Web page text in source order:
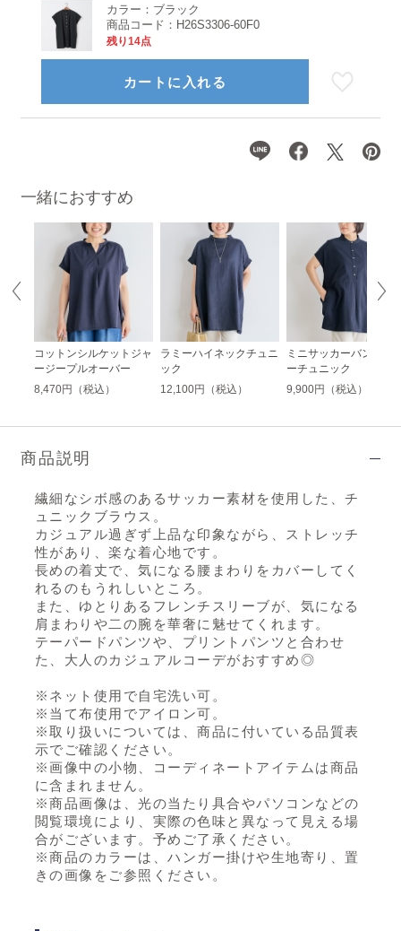
一緒におすすめ
コットンシルケットジャ
ージープルオーバー
8,470円（税込）
ラミーハイネックチュニ
ック
12,100円（税込）
ミニサッカーバンドカ
ーチュニック
9,900円（税込）
カラー： ブラック
商品コード： H26S3306-60F0
残り14点
カートに入れる
商品説明
繊細なシボ感のあるサッカー素材を使用した、チ
ュニックブラウス。
カジュアル過ぎず上品な印象ながら、ストレッチ
性があり、楽な着心地です。
長めの着丈で、気になる腰まわりをカバーしてく
れるのもうれしいところ。
また、ゆとりあるフレンチスリーブが、気になる
肩まわりや二の腕を華奢に魅せてくれます。
テーパードパンツや、プリントパンツと合わせ
た、大人のカジュアルコーデがおすすめ◎
※ネット使用で自宅洗い可。
※当て布使用でアイロン可。
※取り扱いについては、商品に付いている品質表
示でご確認ください。
※画像中の小物、コーディネートアイテムは商品
に含まれません。
※商品画像は、光の当たり具合やパソコンなどの
閲覧環境により、実際の色味と異なって見える場
合がございます。予めご了承ください。
※商品のカラーは、ハンガー掛けや生地寄り、置
きの画像をご参照ください。